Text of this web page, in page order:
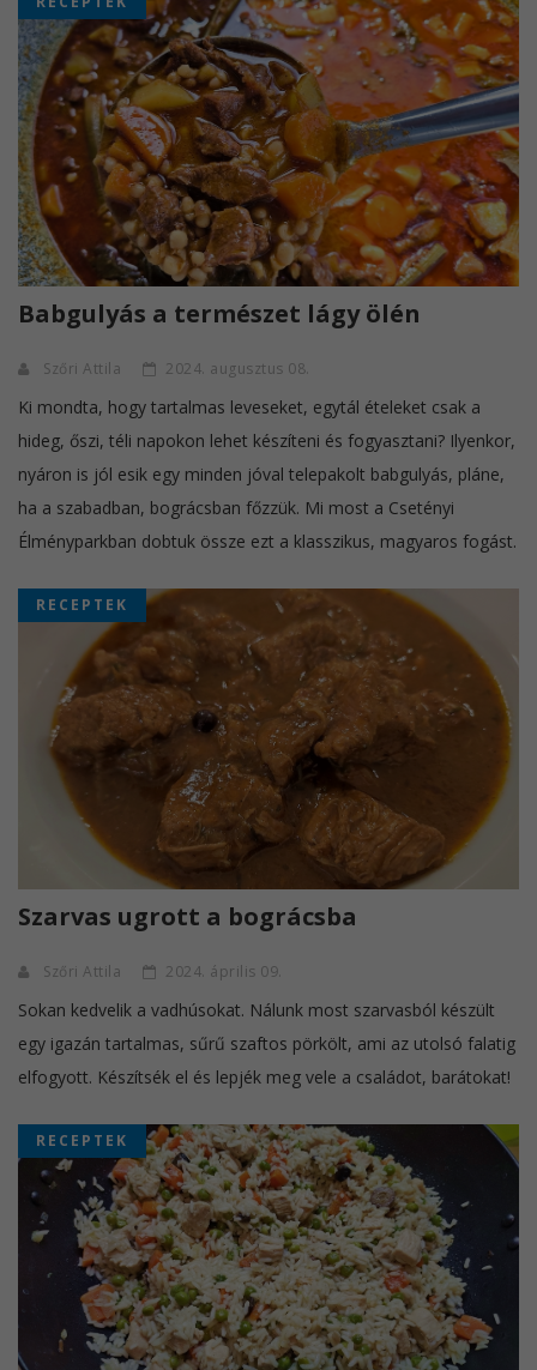
Babgulyás a természet lágy ölén
Szőri Attila 2024. augusztus 08.
Ki mondta, hogy tartalmas leveseket, egytál ételeket csak a
hideg, őszi, téli napokon lehet készíteni és fogyasztani? Ilyenkor,
nyáron is jól esik egy minden jóval telepakolt babgulyás, pláne,
ha a szabadban, bográcsban főzzük. Mi most a Csetényi
Élményparkban dobtuk össze ezt a klasszikus, magyaros fogást.
RECEPTEK
Szarvas ugrott a bográcsba
Szőri Attila 2024. április 09.
Sokan kedvelik a vadhúsokat. Nálunk most szarvasból készült
egy igazán tartalmas, sűrű szaftos pörkölt, ami az utolsó falatig
elfogyott. Készítsék el és lepjék meg vele a családot, barátokat!
RECEPTEK